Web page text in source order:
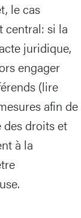
le cas
central: si la
juridique,
engager
(lire
afin de
droits et
à la